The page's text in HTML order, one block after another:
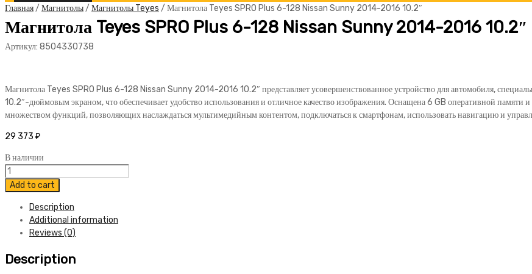
Главная/ Магнитолы/ Магнитолы Teyes / Магнитола Teyes SPRO Plus 6-128 Nissan Sunny 2014-2016 10.2″
Магнитола Teyes SPRO Plus 6-128 Nissan Sunny 2014-2016 10.2″
Артикул: 8504330738
Магнитола Teyes SPRO Plus 6-128 Nissan Sunny 2014-2016 10.2″ представляет усовершенствованное устройство для автомобиля,
10.2″-дюймовым экраном, что обеспечивает удобство использования и отличное качество изображения. Оснащена 6 GB оперативной
множеством функций, позволяющих наслаждаться мультимедийным контентом, подключаться к смартфонам, использовать навигацию и
29 373 ₽
В наличии
Магнитола
Teyes
SPRO
Plus
Sunny
Add to cart
Description
Additional information
Reviews (0)
Description